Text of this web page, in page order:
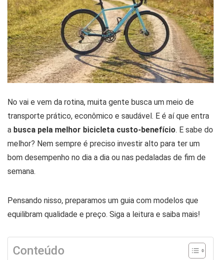
No vai e vem da rotina, muita gente busca um meio de
transporte prático, econômico e saudável. E é aí que entra
a busca pela melhor bicicleta custo-benefício. E sabe do
melhor? Nem sempre é preciso investir alto para ter um
bom desempenho no dia a dia ou nas pedaladas de fim de
semana.
Pensando nisso, preparamos um guia com modelos que
equilibram qualidade e preço. Siga a leitura e saiba mais!
Conteúdo